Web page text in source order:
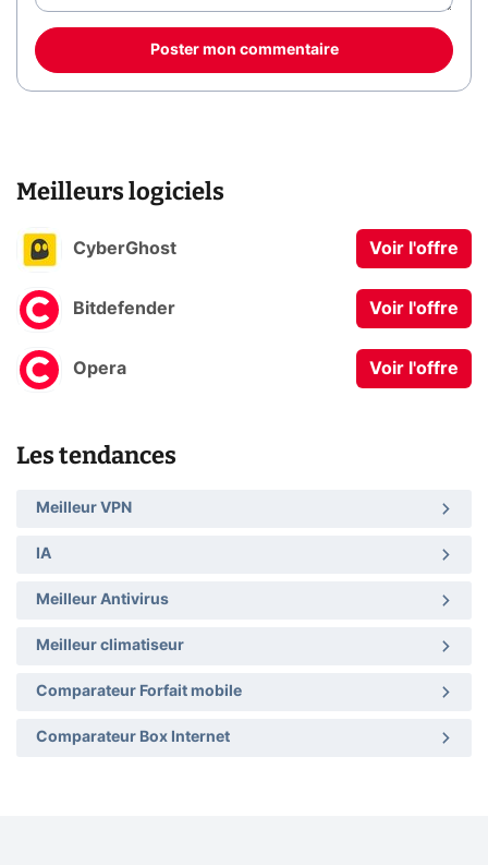
Poster mon commentaire
Meilleurs logiciels
CyberGhost Voir l'offre
Bitdefender Voir l'offre
Opera Voir l'offre
Les tendances
Meilleur VPN
IA
Meilleur Antivirus
Meilleur climatiseur
Comparateur Forfait mobile
Comparateur Box Internet